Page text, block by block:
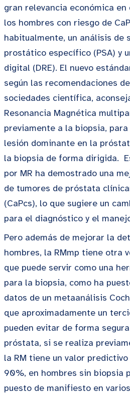
gran relevancia económica
los hombres con riesgo de
habitualmente, un análisis de
prostático específico (PSA) y
digital (DRE). El nuevo
según las recomendaciones
sociedades científica,
Resonancia Magnética
previamente a la biopsia,
lesión dominante en la
la biopsia de forma dirigida.
por MR ha demostrado una
de tumores de próstata
(CaPcs), lo que sugiere un
para el diagnóstico y el
Pero además de mejorar la
hombres, la RMmp tiene otra
que puede servir como una
para la biopsia, como ha
datos de un metaanálisis
que aproximadamente un
pueden evitar de forma
próstata, si se realiza
la RM tiene un valor
90%, en hombres sin biopsia
puesto de manifiesto en